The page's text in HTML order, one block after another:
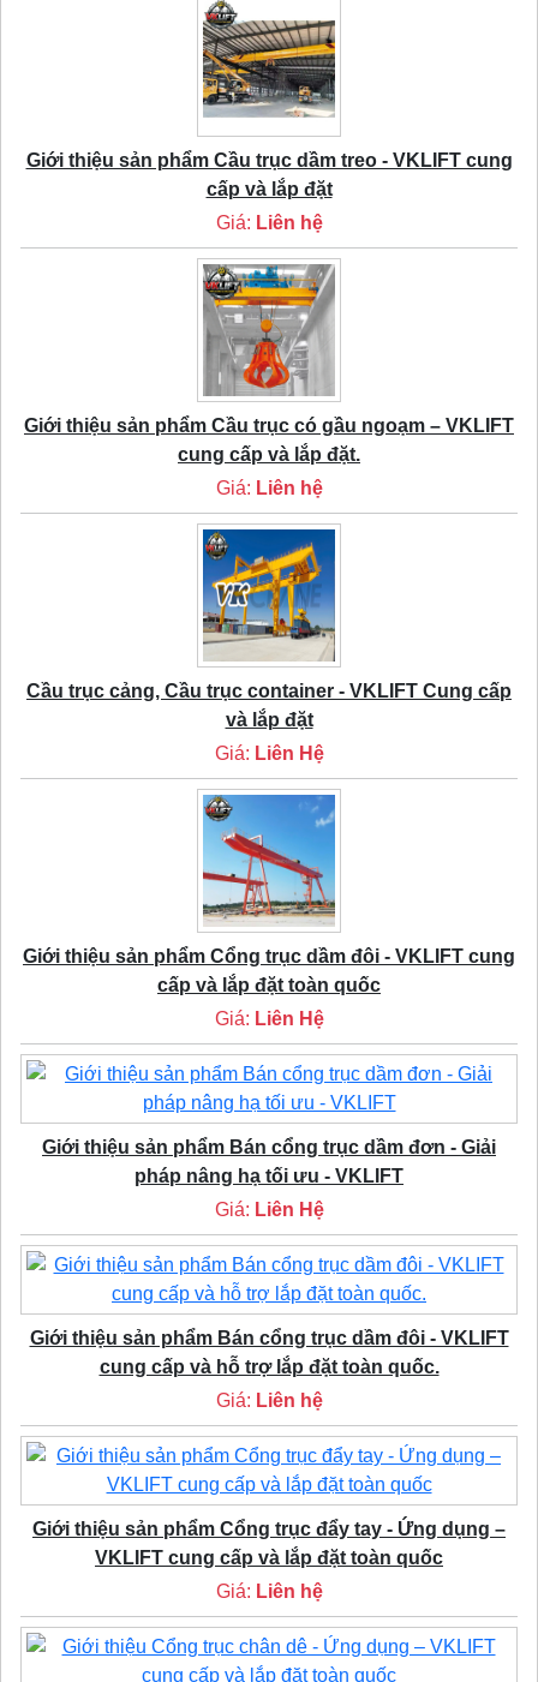
Giới thiệu sản phẩm Cầu trục dầm treo - VKLIFT cung
cấp và lắp đặt
Giá: Liên hệ
Giới thiệu sản phẩm Cầu trục có gầu ngoạm – VKLIFT
cung cấp và lắp đặt.
Giá: Liên hệ
Cầu trục cảng, Cầu trục container - VKLIFT Cung cấp
và lắp đặt
Giá: Liên Hệ
Giới thiệu sản phẩm Cổng trục dầm đôi - VKLIFT cung
cấp và lắp đặt toàn quốc
Giá: Liên Hệ
Giới thiệu sản phẩm Bán cổng trục dầm đơn - Giải
pháp nâng hạ tối ưu - VKLIFT
Giá: Liên Hệ
Giới thiệu sản phẩm Bán cổng trục dầm đôi - VKLIFT
cung cấp và hỗ trợ lắp đặt toàn quốc.
Giá: Liên hệ
Giới thiệu sản phẩm Cổng trục đẩy tay - Ứng dụng –
VKLIFT cung cấp và lắp đặt toàn quốc
Giá: Liên hệ